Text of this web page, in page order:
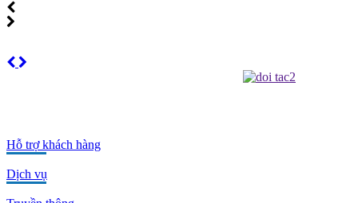
Hỗ trợ khách hàng
Dịch vụ